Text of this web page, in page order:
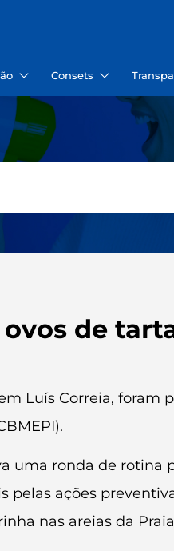
Consets
de
Luís Correia, foram
uma ronda de rotina
ações
nas areias da